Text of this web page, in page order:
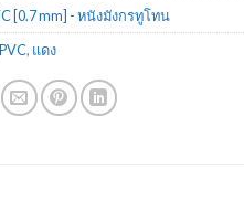
[0.7 mm] - หนังมังกรทูโทน
PVC, แดง